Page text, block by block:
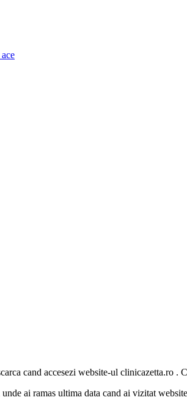
cand accesezi website-ul clinicazetta.ro
ai ramas ultima data cand ai vizitat